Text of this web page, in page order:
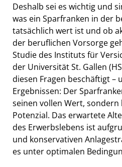
Deshalb sei es wichtig und
was ein Sparfranken in der
tatsächlich wert ist und ob
der beruflichen Vorsorge
Studie des Instituts für
der Universität St. Gallen
diesen Fragen beschäftigt –
Ergebnissen: Der
seinen vollen Wert,
Potenzial. Das erwartete
des Erwerbslebens ist
und konservativen
es unter optimalen